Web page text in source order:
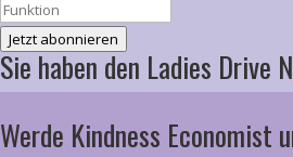
Jetzt abonnieren
Sie haben den Ladies
Werde Kindness Economist